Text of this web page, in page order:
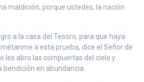
maldición, porque ustedes, la nación
a la casa del Tesoro, para que haya
a esta prueba, dice el Señor de
les abro las compuertas del cielo y
en abundancia.